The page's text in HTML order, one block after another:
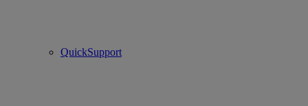
QuickSupport